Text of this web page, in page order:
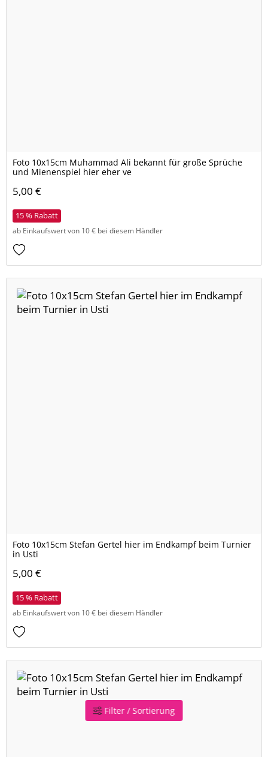
Filter / Sortierung
Foto 10x15cm Muhammad Ali bekannt für große Sprüche
und Mienenspiel hier eher ve
5,00 €
15 % Rabatt
ab Einkaufswert von 10 € bei diesem Händler
Foto 10x15cm Stefan Gertel hier im Endkampf beim Turnier
in Usti
5,00 €
15 % Rabatt
ab Einkaufswert von 10 € bei diesem Händler